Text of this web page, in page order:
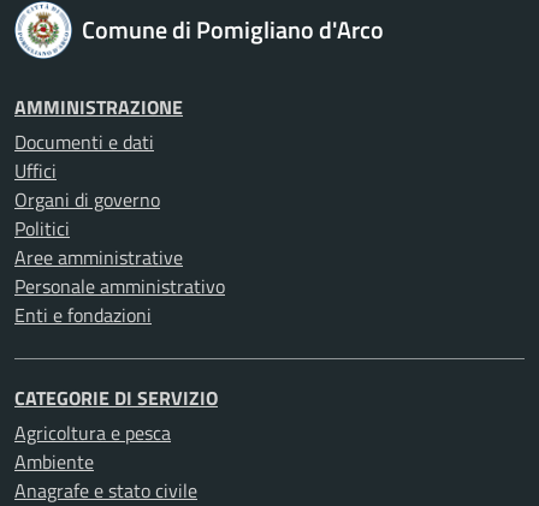
Comune di Pomigliano d'Arco
AMMINISTRAZIONE
Documenti e dati
Uffici
Organi di governo
Politici
Aree amministrative
Personale amministrativo
Enti e fondazioni
CATEGORIE DI SERVIZIO
Agricoltura e pesca
Ambiente
Anagrafe e stato civile